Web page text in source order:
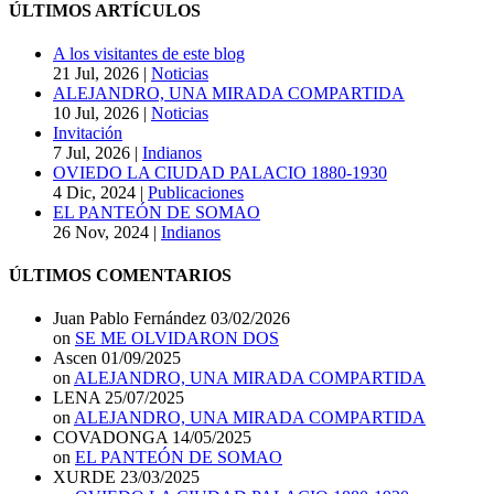
BLOG
ÚLTIMOS ARTÍCULOS
A los visitantes de este blog
21 Jul, 2026 | Noticias
ALEJANDRO, UNA MIRADA COMPARTIDA
10 Jul, 2026 | Noticias
Invitación
7 Jul, 2026 | Indianos
OVIEDO LA CIUDAD PALACIO 1880-1930
4 Dic, 2024 | Publicaciones
EL PANTEÓN DE SOMAO
26 Nov, 2024 | Indianos
ÚLTIMOS COMENTARIOS
Juan Pablo Fernández 03/02/2026
on SE ME OLVIDARON DOS
Ascen 01/09/2025
on ALEJANDRO, UNA MIRADA COMPARTIDA
LENA 25/07/2025
on ALEJANDRO, UNA MIRADA COMPARTIDA
COVADONGA 14/05/2025
on EL PANTEÓN DE SOMAO
XURDE 23/03/2025